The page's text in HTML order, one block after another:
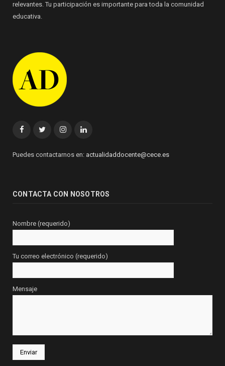
relevantes. Tu participación es importante para toda la comunidad
educativa.
FacebookTwitterInstagramLinkedin
Puedes contactarnos en: actualidaddocente@cece.es
CONTACTA CON NOSOTROS
Nombre (requerido)
Tu correo electrónico (requerido)
Mensaje